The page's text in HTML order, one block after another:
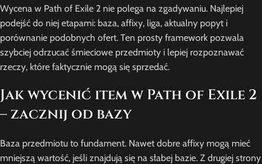
Wycena w Path of Exile 2 nie polega na zgadywaniu. Najlepiej
podejść do niej etapami: baza, affixy, liga, aktualny popyt i
porównanie podobnych ofert. Ten prosty framework pozwala
szybciej odrzucać śmieciowe przedmioty i lepiej rozpoznawać
rzeczy, które faktycznie mogą się sprzedać.
Jak wycenić item w Path of Exile 2
– zacznij od bazy
Baza przedmiotu to fundament. Nawet dobre affixy mogą mieć
mniejszą wartość, jeśli znajdują się na słabej bazie. Z drugiej strony